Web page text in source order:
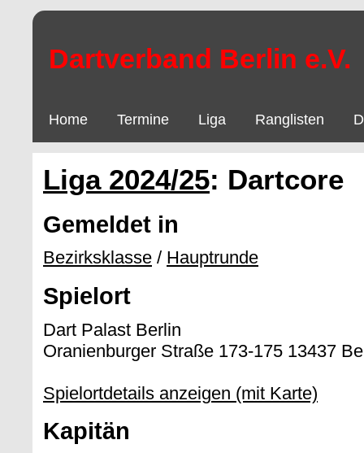
Dartverband Berlin e.V.
Home Termine Liga Ranglisten
Liga 2024/25: Dartcore
Gemeldet in
Bezirksklasse / Hauptrunde
Spielort
Dart Palast Berlin
Oranienburger Straße 173-175 13437
Spielortdetails anzeigen (mit Karte)
Kapitän